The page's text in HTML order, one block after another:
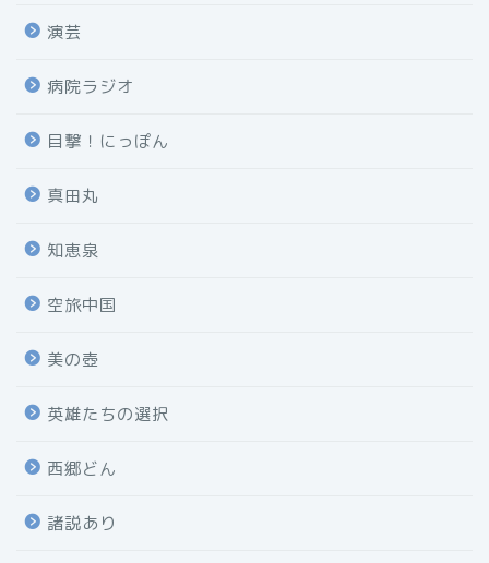
演芸
病院ラジオ
目撃！にっぽん
真田丸
知恵泉
空旅中国
美の壺
英雄たちの選択
西郷どん
諸説あり